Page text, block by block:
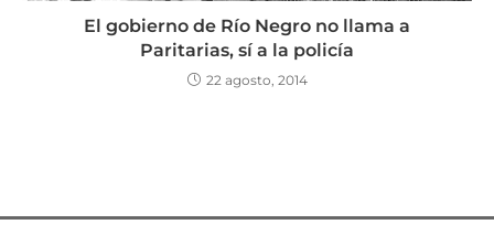
El gobierno de Río Negro no llama a
Paritarias, sí a la policía
22 agosto, 2014